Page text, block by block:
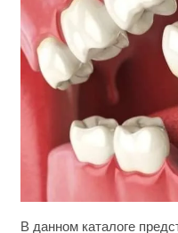
В данном каталоге